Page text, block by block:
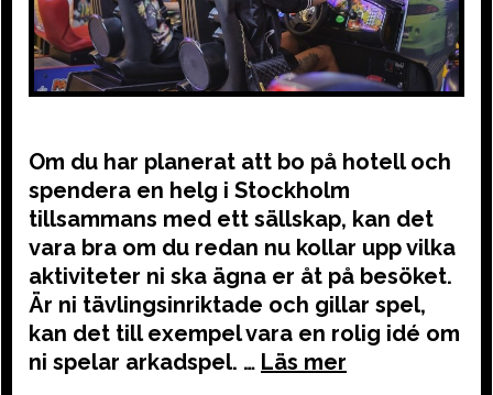
Om du har planerat att bo på hotell och
spendera en helg i Stockholm
tillsammans med ett sällskap, kan det
vara bra om du redan nu kollar upp vilka
aktiviteter ni ska ägna er åt på besöket.
Är ni tävlingsinriktade och gillar spel,
kan det till exempel vara en rolig idé om
ni spelar arkadspel. …